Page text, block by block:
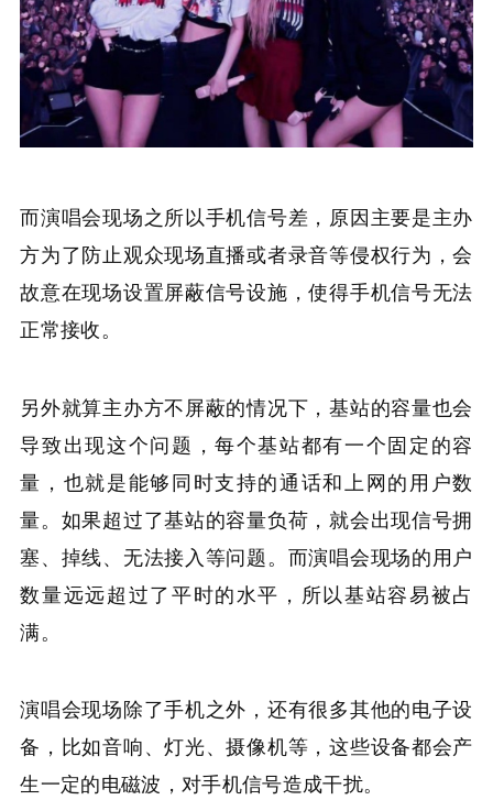
而演唱会现场之所以手机信号差，原因主要是主办
方为了防止观众现场直播或者录音等侵权行为，会
故意在现场设置屏蔽信号设施，使得手机信号无法
正常接收。
另外就算主办方不屏蔽的情况下，基站的容量也会
导致出现这个问题，每个基站都有一个固定的容
量，也就是能够同时支持的通话和上网的用户数
量。如果超过了基站的容量负荷，就会出现信号拥
塞、掉线、无法接入等问题。而演唱会现场的用户
数量远远超过了平时的水平，所以基站容易被占
满。
演唱会现场除了手机之外，还有很多其他的电子设
备，比如音响、灯光、摄像机等，这些设备都会产
生一定的电磁波，对手机信号造成干扰。